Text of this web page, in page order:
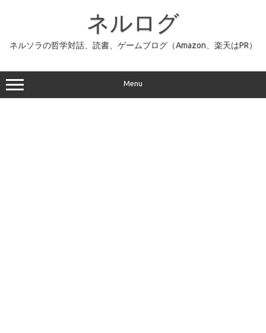
ッ
プ
ネルログ
ネルソラの哲学対話、読書、ゲームブログ（Amazon、楽天はPR）
Menu